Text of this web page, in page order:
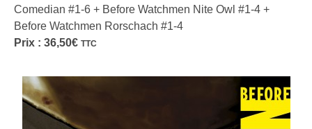
Comedian #1-6 + Before Watchmen Nite Owl #1-4 +
Before Watchmen Rorschach #1-4
Prix : 36,50€ TTC